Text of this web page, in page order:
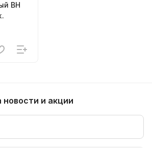
ВН
новости и акции